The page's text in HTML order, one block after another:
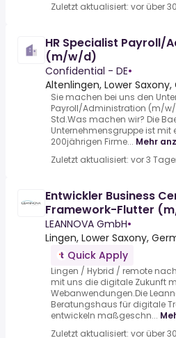
Zuletzt aktualisiert: vor über
HR Specialist Payroll/
(m/w/d)
Confidential - DE•
Altenlingen, Lower
Sie machen bei uns den
Payroll/Administration (m/w/
Std.Was machen wir? Die
Unternehmensgruppe ist mit
200jährigen Firme... Mehr
Zuletzt aktualisiert: vor 3
Entwickler Business
Framework-Flutter
LEANNOVA GmbH•
Lingen, Lower Saxony,
Quick Apply
Lingen / Hybrid / remote
mit uns die digitale Zukunft
Webanwendungen.Die
Beratungshaus für digitale
entwickeln maßgeschn...
Zuletzt aktualisiert: vor über